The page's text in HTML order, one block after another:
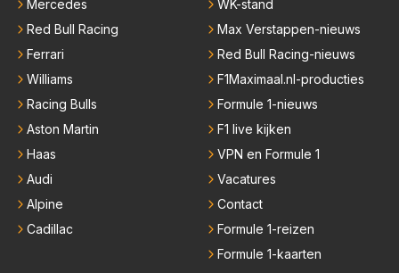
Mercedes
Red Bull Racing
Ferrari
Williams
Racing Bulls
Aston Martin
Haas
Audi
Alpine
Cadillac
WK-stand
Max Verstappen-nieuws
Red Bull Racing-nieuws
F1Maximaal.nl-producties
Formule 1-nieuws
F1 live kijken
VPN en Formule 1
Vacatures
Contact
Formule 1-reizen
Formule 1-kaarten